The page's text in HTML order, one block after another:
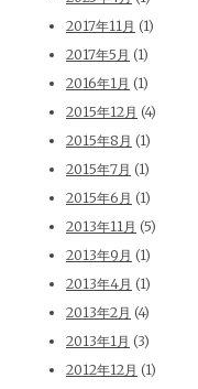
2017年11月 (1)
2017年5月 (1)
2016年1月 (1)
2015年12月 (4)
2015年8月 (1)
2015年7月 (1)
2015年6月 (1)
2013年11月 (5)
2013年9月 (1)
2013年4月 (1)
2013年2月 (4)
2013年1月 (3)
2012年12月 (1)